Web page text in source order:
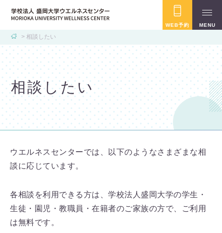
WEB予約 MENU
相談したい
相談したい
ウエルネスセンターでは、以下のようなさまざまな相
談に応じています。
各相談を利用できる方は、学校法人盛岡大学の学生・
生徒・園児・教職員・在籍者のご家族の方で、ご利用
は無料です。